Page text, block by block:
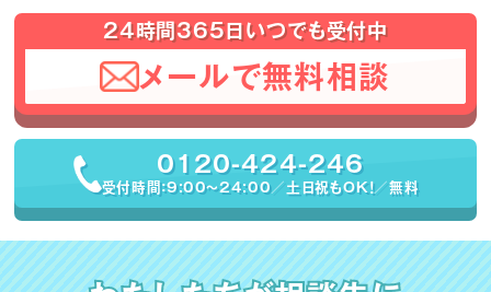
24時間365日いつでも受付中
メールで無料相談
0120-424-246
受付時間：9:00〜24:00／土日祝もOK！／無料